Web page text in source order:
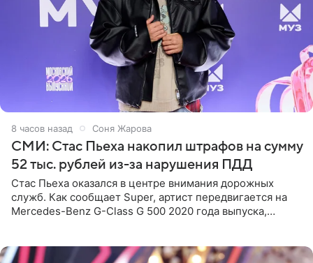
8 часов назад Соня Жарова
СМИ: Стас Пьеха накопил штрафов на сумму
52 тыс. рублей из-за нарушения ПДД
Стас Пьеха оказался в центре внимания дорожных
служб. Как сообщает Super, артист передвигается на
Mercedes-Benz G-Class G 500 2020 года выпуска,